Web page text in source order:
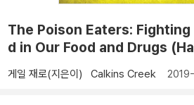
The Poison Eaters:
d in Our Food and Drugs
게일 재로(지은이) Calkins Creek